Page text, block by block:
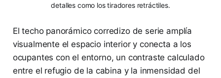
detalles como los tiradores retráctiles.
El techo panorámico corredizo de serie amplía
visualmente el espacio interior y conecta a los
ocupantes con el entorno, un contraste calculado
entre el refugio de la cabina y la inmensidad del